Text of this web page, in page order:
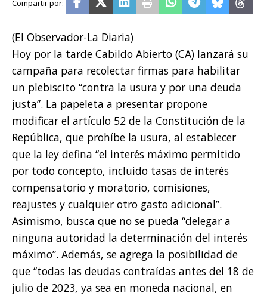
(El Observador-La Diaria)
Hoy por la tarde Cabildo Abierto (CA) lanzará su
campaña para recolectar firmas para habilitar
un plebiscito “contra la usura y por una deuda
justa”. La papeleta a presentar propone
modificar el artículo 52 de la Constitución de la
República, que prohíbe la usura, al establecer
que la ley defina “el interés máximo permitido
por todo concepto, incluido tasas de interés
compensatorio y moratorio, comisiones,
reajustes y cualquier otro gasto adicional”.
Asimismo, busca que no se pueda “delegar a
ninguna autoridad la determinación del interés
máximo”. Además, se agrega la posibilidad de
que “todas las deudas contraídas antes del 18 de
julio de 2023, ya sea en moneda nacional, en